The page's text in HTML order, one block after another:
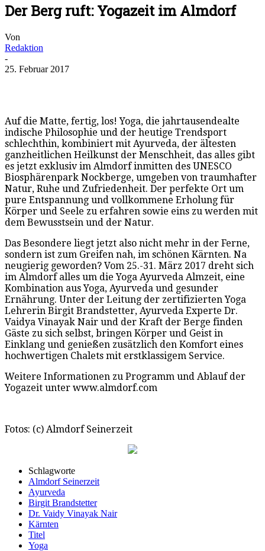
Der Berg ruft: Yogazeit im Almdorf
Von
Redaktion
-
25. Februar 2017
Auf die Matte, fertig, los! Yoga, die jahrtausendealte
indische Philosophie und der heutige Trendsport
schlechthin, kombiniert mit Ayurveda, der ältesten
ganzheitlichen Heilkunst der Menschheit, das alles gibt
es jetzt exklusiv im Almdorf inmitten des UNESCO
Biosphärenpark Nockberge, umgeben von traumhafter
Natur, Ruhe und Zufriedenheit. Der perfekte Ort um
pure Entspannung und vollkommene Erholung für
Körper und Seele zu erfahren sowie eins zu werden mit
dem Bewusstsein und der Natur.
Das Besondere liegt jetzt also nicht mehr in der Ferne,
sondern ist zum Greifen nah, im schönen Kärnten. Na
neugierig geworden? Vom 25.-31. März 2017 dreht sich
im Almdorf alles um die Yoga Ayurveda Almzeit, eine
Kombination aus Yoga, Ayurveda und gesunder
Ernährung. Unter der Leitung der zertifizierten Yoga
Lehrerin Birgit Brandstetter, Ayurveda Experte Dr.
Vaidya Vinayak Nair und der Kraft der Berge finden
Gäste zu sich selbst, bringen Körper und Geist in
Einklang und genießen zusätzlich den Komfort eines
hochwertigen Chalets mit erstklassigem Service.
Weitere Informationen zu Programm und Ablauf der
Yogazeit unter www.almdorf.com
Fotos: (c) Almdorf Seinerzeit
Schlagworte
Almdorf Seinerzeit
Ayurveda
Birgit Brandstetter
Dr. Vaidy Vinayak Nair
Kärnten
Titel
Yoga